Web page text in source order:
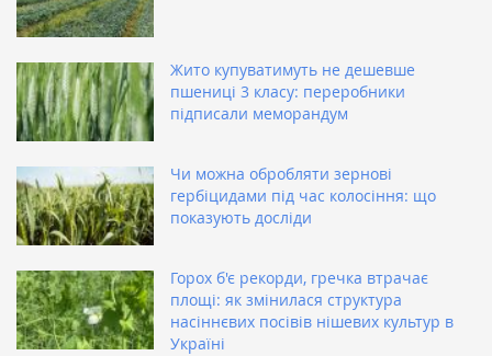
Жито купуватимуть не дешевше
пшениці 3 класу: переробники
підписали меморандум
Чи можна обробляти зернові
гербіцидами під час колосіння: що
показують досліди
Горох б'є рекорди, гречка втрачає
площі: як змінилася структура
насіннєвих посівів нішевих культур в
Україні